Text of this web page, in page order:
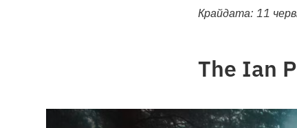
Крайдата: 11
The Ian